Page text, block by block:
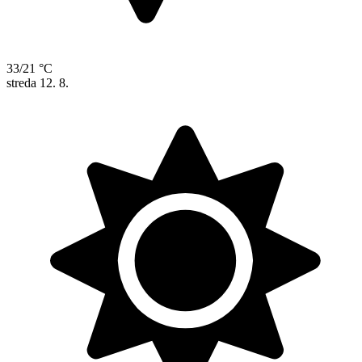
33/21 °C
streda 12. 8.